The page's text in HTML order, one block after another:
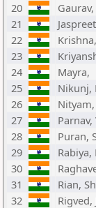
20
21
22
23
24
Mayra,
25
Nikunj,
26
27
28
Puran,
29
Rabiya,
30
31
Rian,
32
Rigved,